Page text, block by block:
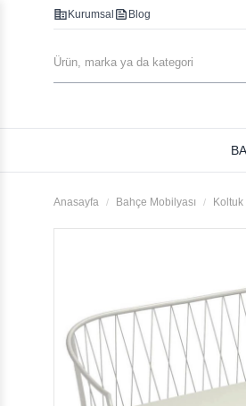
corporate_fare Kurumsal feed Blog
Anasayfa Bahçe Mobilyası